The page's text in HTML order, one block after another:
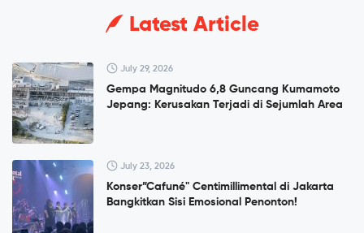
Latest Article
July 29, 2026
Gempa Magnitudo 6,8 Guncang Kumamoto
Jepang: Kerusakan Terjadi di Sejumlah Area
July 23, 2026
Konser”Cafuné" Centimillimental di Jakarta
Bangkitkan Sisi Emosional Penonton!